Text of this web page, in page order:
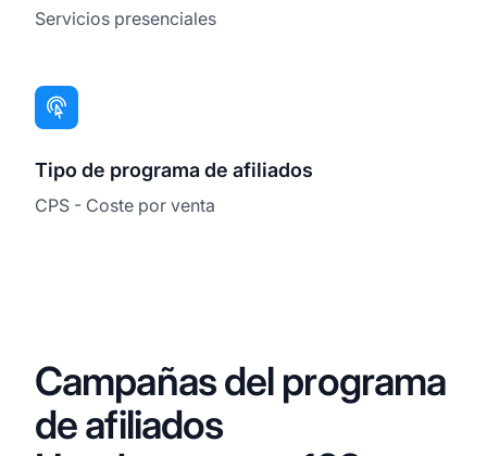
Servicios presenciales
Tipo de programa de afiliados
CPS - Coste por venta
Campañas del programa
de afiliados